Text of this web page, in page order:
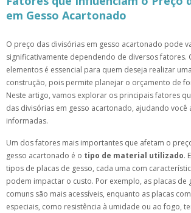
em Gesso Acartonado
O preço das divisórias em gesso acartonado pode
significativamente dependendo de diversos fatores.
elementos é essencial para quem deseja realizar
construção, pois permite planejar o orçamento de
Neste artigo, vamos explorar os principais fatores
das divisórias em gesso acartonado, ajudando você
informadas.
Um dos fatores mais importantes que afetam o
gesso acartonado é o tipo de material utilizado.
tipos de placas de gesso, cada uma com
podem impactar o custo. Por exemplo, as placas de
comuns são mais acessíveis, enquanto as placas
especiais, como resistência à umidade ou ao fogo,